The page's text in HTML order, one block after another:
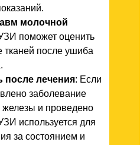
молочной
поможет оценить
тканей после ушиба
после лечения: Если
заболевание
железы и проведено
используется для
за состоянием и